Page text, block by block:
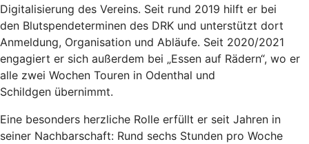
Digitalisierung des Vereins. Seit rund 2019 hilft er bei
den Blutspendeterminen des DRK und unterstützt dort
Anmeldung, Organisation und Abläufe. Seit 2020/2021
engagiert er sich außerdem bei „Essen auf Rädern“, wo er
alle zwei Wochen Touren in Odenthal und
Schildgen übernimmt.
Eine besonders herzliche Rolle erfüllt er seit Jahren in
seiner Nachbarschaft: Rund sechs Stunden pro Woche